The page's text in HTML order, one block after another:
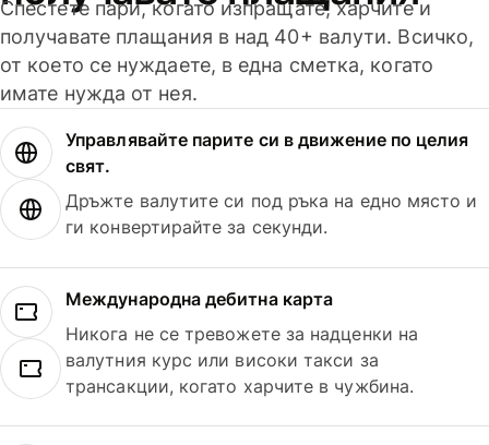
Спестете пари, когато изпращате, харчите и
получавате плащания в над 40+ валути. Всичко,
от което се нуждаете, в една сметка, когато
имате нужда от нея.
Управлявайте парите си в движение по целия
свят.
Дръжте валутите си под ръка на едно място и
ги конвертирайте за секунди.
Международна дебитна карта
Никога не се тревожете за надценки на
валутния курс или високи такси за
трансакции, когато харчите в чужбина.